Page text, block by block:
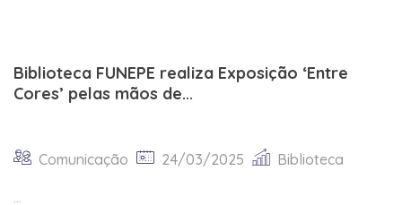
Biblioteca FUNEPE realiza Exposição ‘Entre
Cores’ pelas mãos de...
Comunicação 24/03/2025 Biblioteca